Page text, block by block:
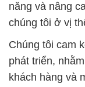
năng và nâng
chúng tôi ở vị
Chúng tôi cam
phát triển,
khách hàng và